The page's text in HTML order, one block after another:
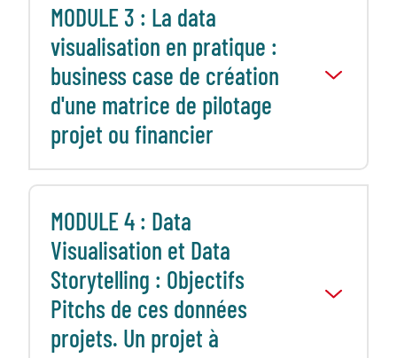
MODULE 3 : La data
visualisation en pratique :
business case de création
d'une matrice de pilotage
projet ou financier
MODULE 4 : Data
Visualisation et Data
Storytelling : Objectifs
Pitchs de ces données
projets. Un projet à